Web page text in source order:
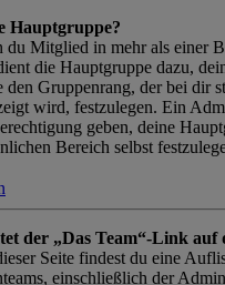
Hauptgruppe?
du Mitglied in mehr als einer
die Hauptgruppe dazu,
den Gruppenrang, der bei dir
wird, festzulegen. Ein
geben, deine
Bereich selbst
der „Das Team“-Link auf
Seite findest du eine
einschließlich der